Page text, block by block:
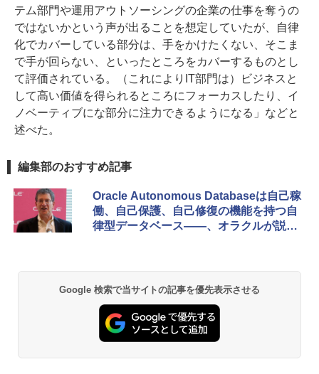
テム部門や運用アウトソーシングの企業の仕事を奪うの
ではないかという声が出ることを想定していたが、自律
化でカバーしている部分は、手をかけたくない、そこま
で手が回らない、といったところをカバーするものとし
て評価されている。（これによりIT部門は）ビジネスと
して高い価値を得られるところにフォーカスしたり、イ
ノベーティブにな部分に注力できるようになる」などと
述べた。
編集部のおすすめ記事
Oracle Autonomous Databaseは自己稼
働、自己保護、自己修復の機能を持つ自
律型データベース――、オラクルが説明
Google 検索で当サイトの記事を優先表示させる